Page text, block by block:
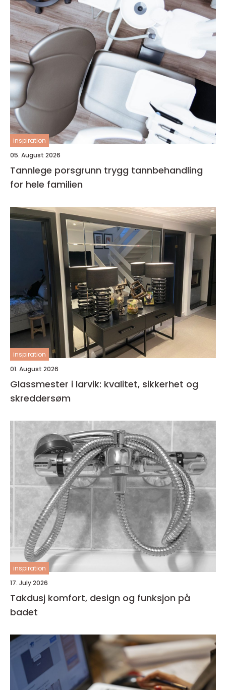
inspiration
05. August 2026
Tannlege porsgrunn trygg tannbehandling
for hele familien
inspiration
01. August 2026
Glassmester i larvik: kvalitet, sikkerhet og
skreddersøm
inspiration
17. July 2026
Takdusj komfort, design og funksjon på
badet